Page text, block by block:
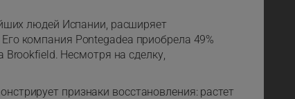
людей Испании, расширяет
компания Pontegadea приобрела 49%
Brookfield. Несмотря на сделку,
признаки восстановления: растет